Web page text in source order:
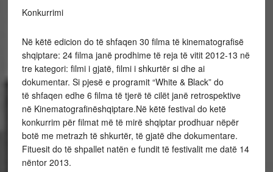
Konkurrimi
Në këtë edicion do të shfaqen 30 filma të kinematografisë
shqiptare: 24 filma janë prodhime të reja të vitit 2012-13 në
tre kategori: filmi i gjatë, filmi i shkurtër si dhe ai
dokumentar. Si pjesë e programit “White & Black” do
të shfaqen edhe 6 filma të tjerë të cilët janë retrospektive
në Kinematografinëshqiptare.Në këtë festival do ketë
konkurrim për filmat më të mirë shqiptar prodhuar nëpër
botë me metrazh të shkurtër, të gjatë dhe dokumentare.
Fituesit do të shpallet natën e fundit të festivalit me datë 14
nëntor 2013.